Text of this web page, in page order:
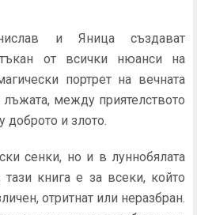
и Яница създават
от всички нюанси на
портрет на вечната
между приятелството
доброто и злото.
сенки, но и в луннобялата
книга е за всеки, който
отритнат или неразбран.